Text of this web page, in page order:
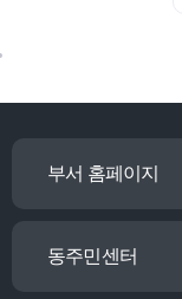
부서 홈페이지
동주민센터